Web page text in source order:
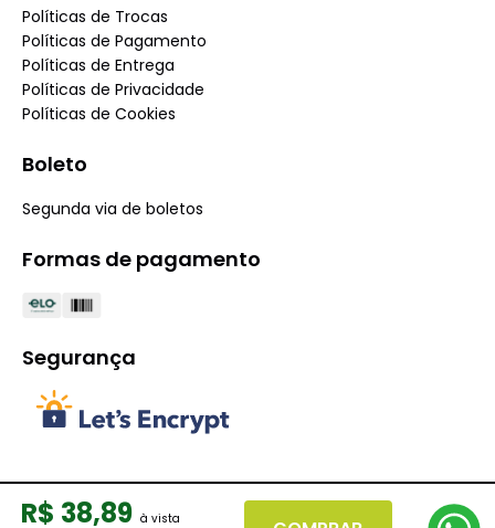
R$ 38,89
Políticas de Trocas
Políticas de Pagamento
Políticas de Entrega
Políticas de Privacidade
Políticas de Cookies
Boleto
Segunda via de boletos
Formas de pagamento
Segurança
COPYRIGHT 2025® IRMÃOS SOARES S/A - 01.559.046/0001-08.